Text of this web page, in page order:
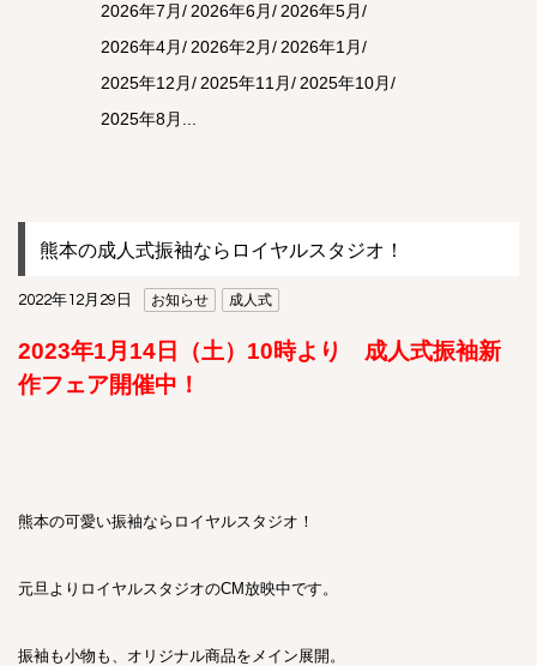
熊本の成人式振袖ならロイヤルスタジオ！
2022年12月29日 お知らせ 成人式
2023年1月14日（土）10時より 成人式振袖新
作フェア開催中！
熊本の可愛い振袖ならロイヤルスタジオ！
元旦よりロイヤルスタジオのCM放映中です。
振袖も小物も、オリジナル商品をメイン展開。
2026年7月 2026年6月
2026年5月
2026年4月
2026年2月
2026年1月
2025年12月
2025年11月
2025年10月
2025年8月